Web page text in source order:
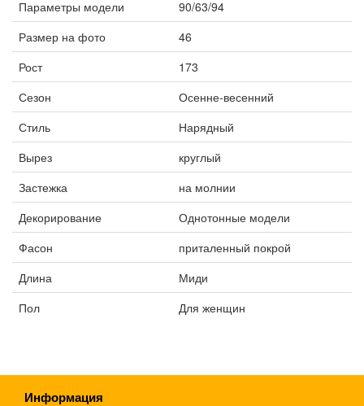
Параметры модели
90/63/94
Размер на фото
46
Рост
173
Сезон
Осенне-весенний
Стиль
Нарядный
Вырез
круглый
Застежка
на молнии
Декорирование
Однотонные модели
Фасон
приталенный покрой
Длина
Миди
Пол
Для женщин
Информация